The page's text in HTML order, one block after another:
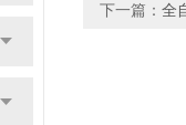
下一篇： 全